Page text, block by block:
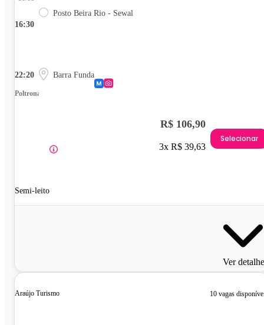
16:30
Posto Beira Rio - Sewal
22:20 Barra Funda
Poltrona
Semi-leito
R$ 106,90
3x R$ 39,63
Selecionar
Ver
Araújo Turismo 10 vagas